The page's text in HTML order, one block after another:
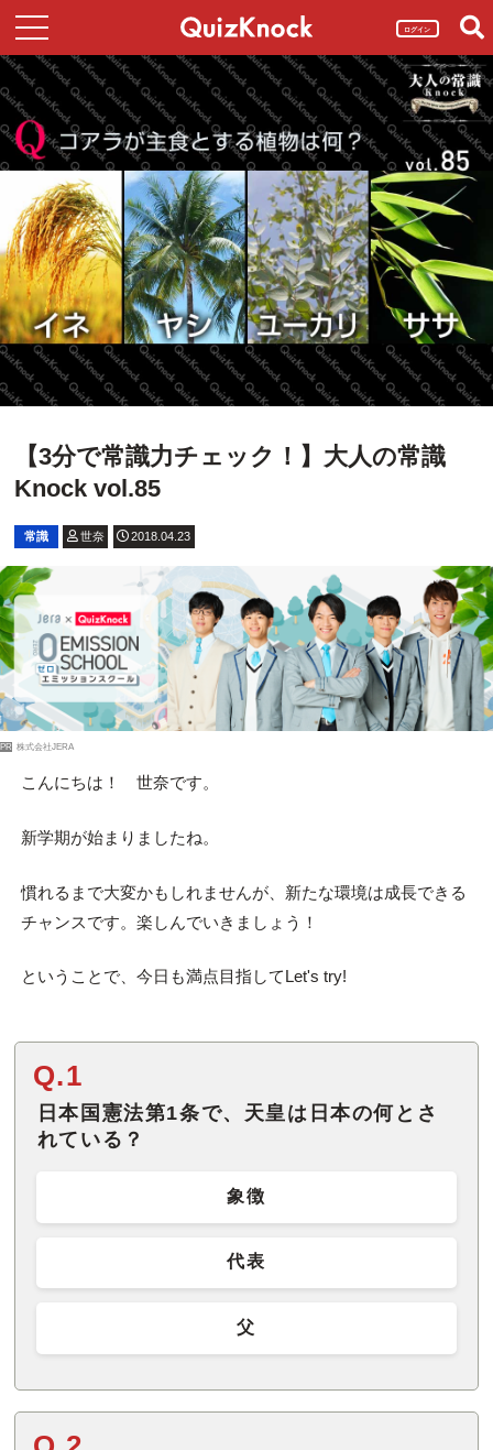
ログイン
【3分で常識力チェック！】大人の常識
Knock vol.85
常識 世奈 2018.04.23
PR 株式会社JERA
こんにちは！ 世奈です。
新学期が始まりましたね。
慣れるまで大変かもしれませんが、新たな環境は成長できる
チャンスです。楽しんでいきましょう！
ということで、今日も満点目指してLet's try!
Q.1
日本国憲法第1条で、天皇は日本の何とさ
れている？
象徴
代表
父